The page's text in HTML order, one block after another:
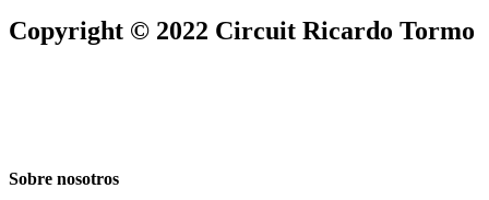
Copyright © 2022 Circuit Ricardo Tormo
Sobre nosotros